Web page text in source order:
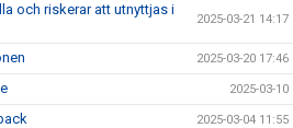
och riskerar att utnyttjas i
2025-03-21 14:17
2025-03-20 17:46
2025-03-10
2025-03-04 11:55